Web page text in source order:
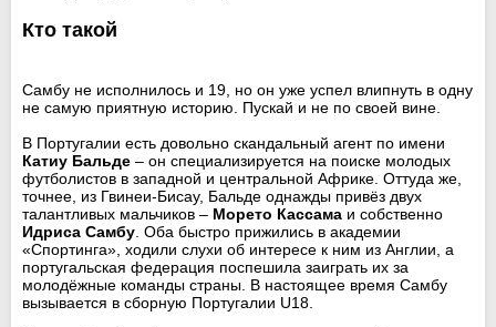
Кто такой
Самбу не исполнилось и 19, но он уже успел влипнуть в одну
не самую приятную историю. Пускай и не по своей вине.
В Португалии есть довольно скандальный агент по имени
Катиу Бальде – он специализируется на поиске молодых
футболистов в западной и центральной Африке. Оттуда же,
точнее, из Гвинеи-Бисау, Бальде однажды привёз двух
талантливых мальчиков – Морето Кассама и собственно
Идриса Самбу . Оба быстро прижились в академии
«Спортинга», ходили слухи об интересе к ним из Англии, а
португальская федерация поспешила заиграть их за
молодёжные команды страны. В настоящее время Самбу
вызывается в сборную Португалии U18.